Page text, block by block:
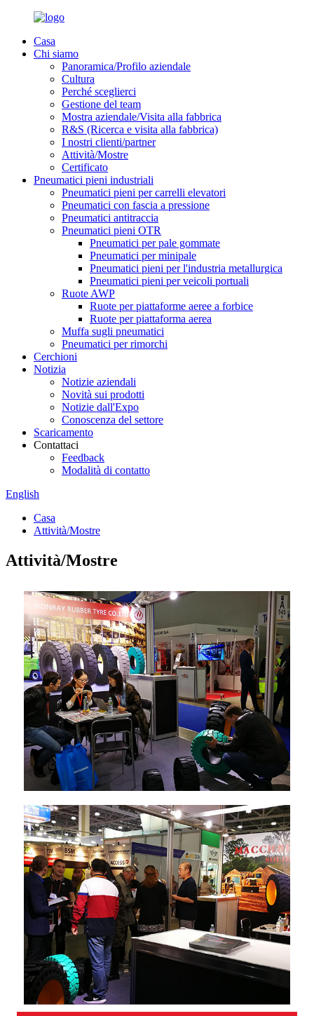
Casa
Chi siamo
Panoramica/Profilo aziendale
Cultura
Perché sceglierci
Gestione del team
Mostra aziendale/Visita alla fabbrica
R&S (Ricerca e visita alla fabbrica)
I nostri clienti/partner
Attività/Mostre
Certificato
Pneumatici pieni industriali
Pneumatici pieni per carrelli elevatori
Pneumatici con fascia a pressione
Pneumatici antitraccia
Pneumatici pieni OTR
Pneumatici per pale gommate
Pneumatici per minipale
Pneumatici pieni per l'industria metallurgica
Pneumatici pieni per veicoli portuali
Ruote AWP
Ruote per piattaforme aeree a forbice
Ruote per piattaforma aerea
Muffa sugli pneumatici
Pneumatici per rimorchi
Cerchioni
Notizia
Notizie aziendali
Novità sui prodotti
Notizie dall'Expo
Conoscenza del settore
Scaricamento
Contattaci
Feedback
Modalità di contatto
English
Casa
Attività/Mostre
Attività/Mostre